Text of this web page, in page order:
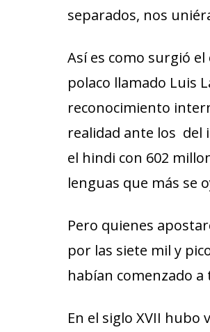
separados, nos
Así es como surgió
polaco llamado Luis
reconocimiento
realidad ante los del
el hindi con 602
lenguas que más se
Pero quienes
por las siete mil y
habían comenzado
En el siglo XVII